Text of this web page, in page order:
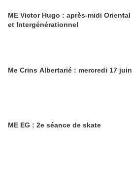
ME Victor Hugo : après-midi Oriental
et Intergénérationnel
Me Crins Albertarié : mercredi 17 juin
ME EG : 2e séance de skate